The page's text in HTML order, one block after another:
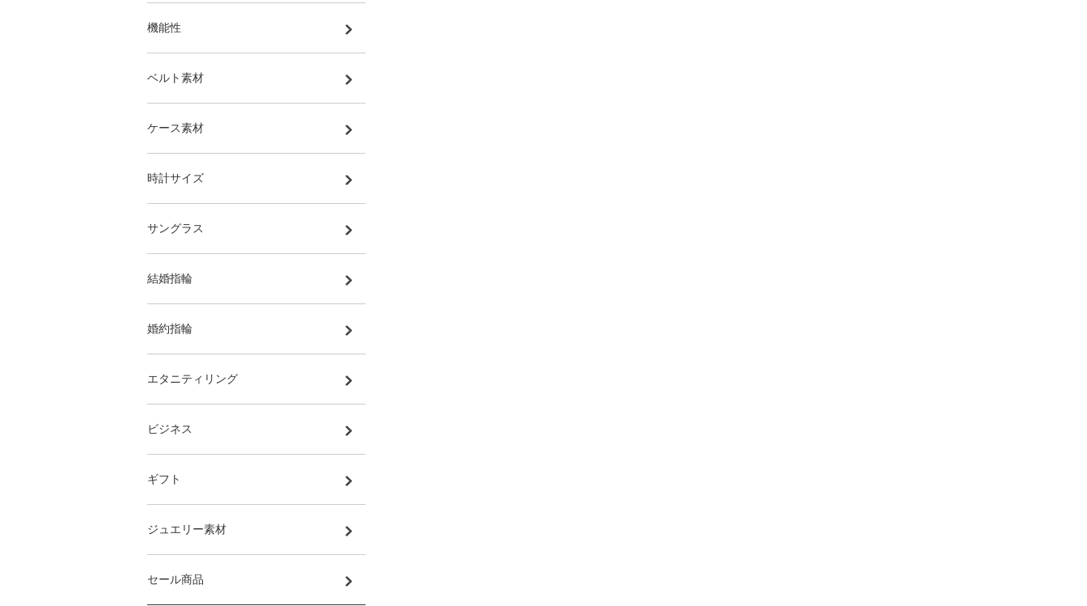
機能性
ベルト素材
ケース素材
時計サイズ
サングラス
結婚指輪
婚約指輪
エタニティリング
ビジネス
ギフト
ジュエリー素材
セール商品